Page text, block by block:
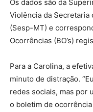
Os dados são da
Violência da Secretaria
(Sesp-MT) e
Ocorrências (BO’s)
Para a Carolina, a
minuto de distração.
redes sociais, mas por
o boletim de